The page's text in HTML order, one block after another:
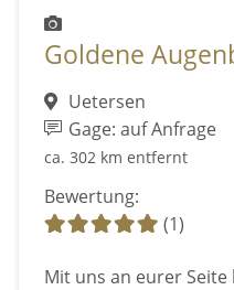
Goldene
Uetersen
Gage: auf Anfrage
ca. 302 km entfernt
Bewertung:
(1)
Mit uns an eurer